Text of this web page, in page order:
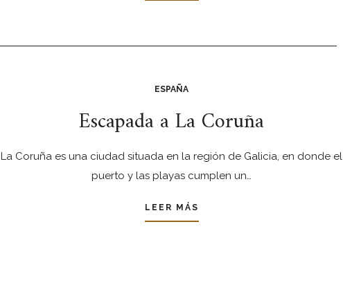
ESPAÑA
Escapada a La Coruña
La Coruña es una ciudad situada en la región de Galicia, en donde el
puerto y las playas cumplen un…
LEER MÁS